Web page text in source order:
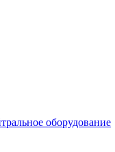
оборудование